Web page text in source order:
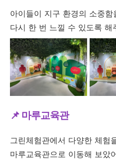
아이들이 지구 환경의 소중함
다시 한 번 느낄 수 있도록 해
📌 마루교육관
그린체험관에서 다양한 체험
마루교육관으로 이동해 보았